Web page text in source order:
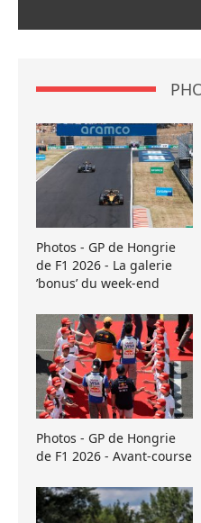
Photos - GP de Hongrie
de F1 2026 - La galerie
’bonus’ du week-end
Photos - GP de Hongrie
de F1 2026 - Avant-course